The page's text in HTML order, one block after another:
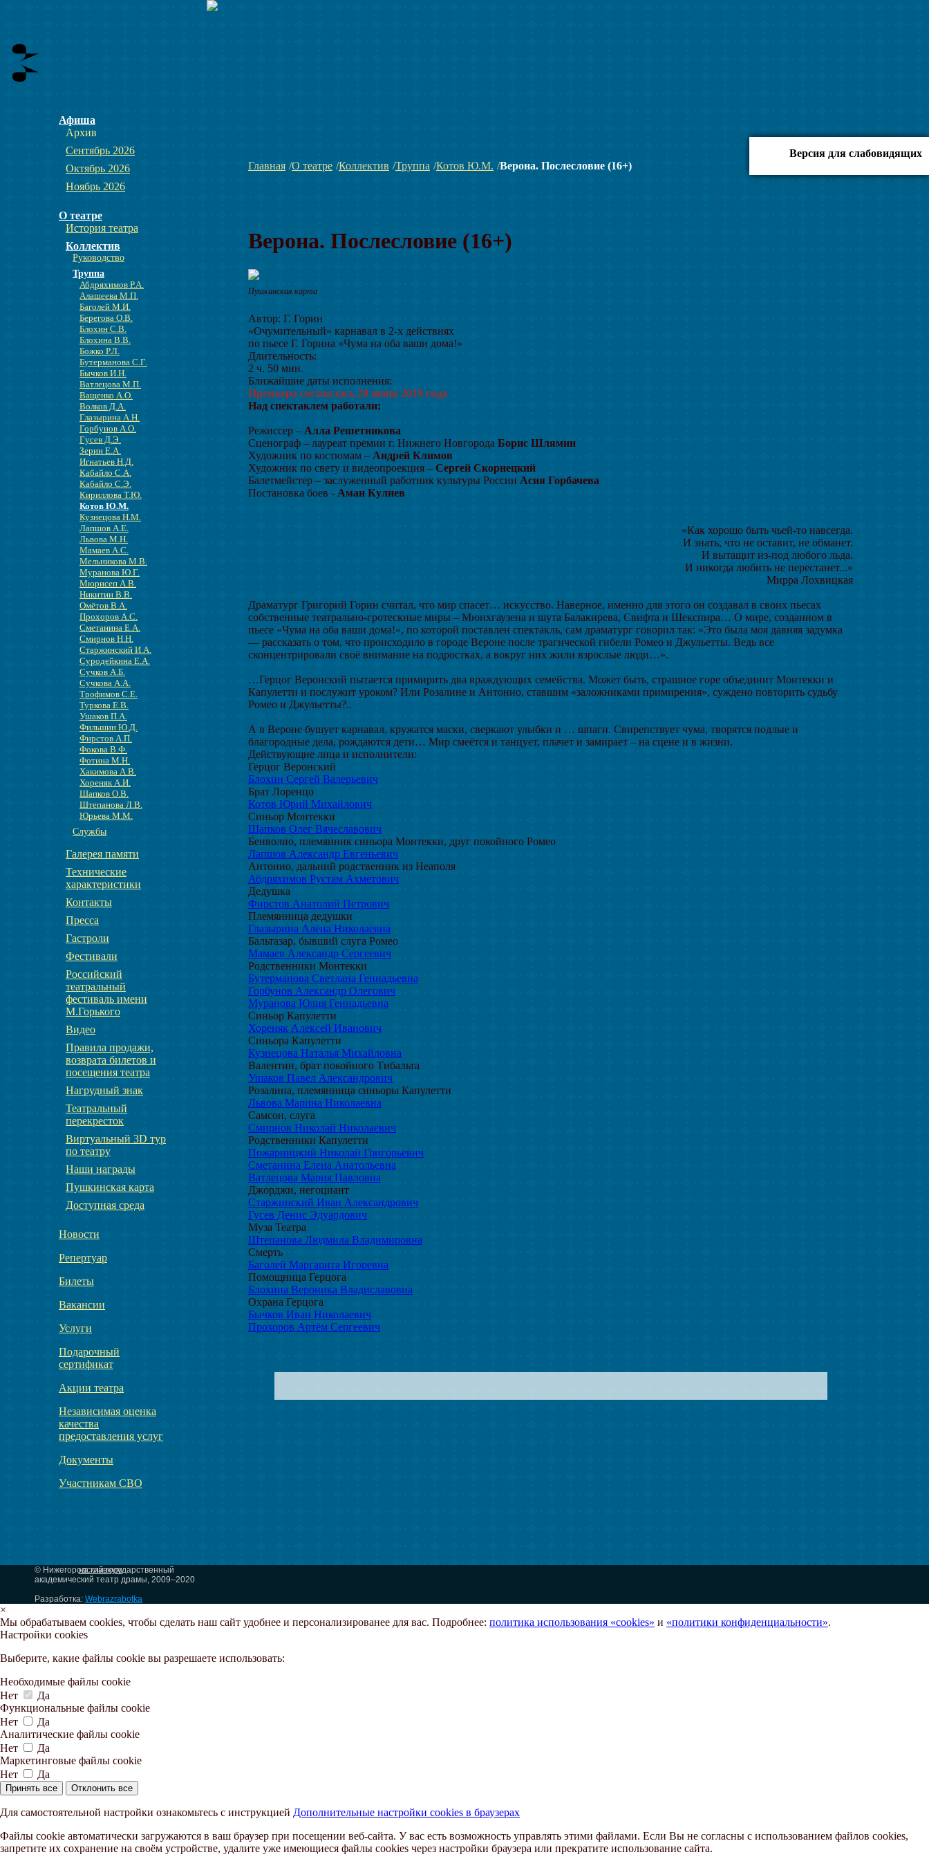
Афиша
Архив
Сентябрь 2026
Октябрь 2026
Ноябрь 2026
О театре
История театра
Коллектив
Руководство
Труппа
Абдряхимов Р.А.
Алашеева М.П.
Баголей М.И.
Берегова О.В.
Блохин С.В.
Блохина В.В.
Божко Р.Л.
Бутерманова С.Г.
Бычков И.Н.
Ватлецова М.П.
Ващенко А.О.
Волков Д.А.
Глазырина А.Н.
Горбунов А.О.
Гусев Д.Э.
Зерин Е.А.
Игнатьев Н.Д.
Кабайло С.А.
Кабайло С.Э.
Кириллова Т.Ю.
Котов Ю.М.
Кузнецова Н.М.
Лапшов А.Е.
Львова М.Н.
Мамаев А.С.
Мельникова М.В.
Муранова Ю.Г.
Мюрисеп А.В.
Никитин В.В.
Омётов В.А.
Прохоров А.С.
Сметанина Е.А.
Смирнов Н.Н.
Старжинский И.А.
Суродейкина Е.А.
Сучков А.Б.
Сучкова А.А.
Трофимов С.Е.
Туркова Е.В.
Ушаков П.А.
Фильшин Ю.Д.
Фирстов А.П.
Фокова В.Ф.
Фотина М.Н.
Хакимова А.В.
Хореняк А.И.
Шапков О.В.
Штепанова Л.В.
Юрьева М.М.
Службы
Галерея памяти
Технические
характеристики
Контакты
Пресса
Гастроли
Фестивали
Российский
театральный
фестиваль имени
М.Горького
Видео
Правила продажи,
возврата билетов и
посещения театра
Нагрудный знак
Театральный
перекресток
Виртуальный 3D тур
по театру
Наши награды
Пушкинская карта
Доступная среда
Новости
Репертуар
Билеты
Вакансии
Услуги
Подарочный
сертификат
Акции театра
Независимая оценка
качества
предоставления услуг
Документы
Участникам СВО
на главную
Главная О театре Коллектив Труппа Котов Ю.М. Верона. Послесловие (16+)
Верона. Послесловие (16+)
Пушкинская карта
Автор: Г. Горин
«Очумительный» карнавал в 2-х действиях
по пьесе Г. Горина «Чума на оба ваши дома!»
Длительность:
2 ч. 50 мин.
Ближайшие даты исполнения:
Премьера состоялась 20 июня 2019 года
Над спектаклем работали:
Режиссер – Алла Решетникова
Сценограф – лауреат премии г. Нижнего Новгорода Борис Шлямин
Художник по костюмам – Андрей Климов
Художник по свету и видеопроекция – Сергей Скорнецкий
Балетмейстер – заслуженный работник культуры России Асия Горбачева
Постановка боев - Аман Кулиев
«Как хорошо быть чьей-то навсегда.
И знать, что не оставит, не обманет.
И вытащит из-под любого льда.
И никогда любить не перестанет...»
Мирра Лохвицкая
Драматург Григорий Горин считал, что мир спасет… искусство. Наверное, именно для этого он создавал в своих пьесах
собственные театрально-гротескные миры – Мюнхгаузена и шута Балакирева, Свифта и Шекспира… О мире, созданном в
пьесе «Чума на оба ваши дома!», по которой поставлен спектакль, сам драматург говорил так: «Это была моя давняя задумка
— рассказать о том, что происходило в городе Вероне после трагической гибели Ромео и Джульетты. Ведь все
сконцентрировали своё внимание на подростках, а вокруг них жили взрослые люди…».
…Герцог Веронский пытается примирить два враждующих семейства. Может быть, страшное горе объединит Монтекки и
Капулетти и послужит уроком? Или Розалине и Антонио, ставшим «заложниками примирения», суждено повторить судьбу
Ромео и Джульетты?..
А в Вероне бушует карнавал, кружатся маски, сверкают улыбки и … шпаги. Свирепствует чума, творятся подлые и
благородные дела, рождаются дети… Мир смеётся и танцует, плачет и замирает – на сцене и в жизни.
Действующие лица и исполнители:
Герцог Веронский
Блохин Сергей Валерьевич
Брат Лоренцо
Котов Юрий Михайлович
Синьор Монтекки
Шапков Олег Вячеславович
Бенволио, племянник синьора Монтекки, друг покойного Ромео
Лапшов Александр Евгеньевич
Антонио, дальний родственник из Неаполя
Абдряхимов Рустам Ахметович
Дедушка
Фирстов Анатолий Петрович
Племянница дедушки
Глазырина Алёна Николаевна
Бальтазар, бывший слуга Ромео
Мамаев Александр Сергеевич
Родственники Монтекки
Бутерманова Светлана Геннадьевна
Горбунов Александр Олегович
Муранова Юлия Геннадьевна
Синьор Капулетти
Хореняк Алексей Иванович
Синьора Капулетти
Кузнецова Наталья Михайловна
Валентин, брат покойного Тибальта
Ушаков Павел Александрович
Розалина, племянница синьоры Капулетти
Львова Марина Николаевна
Самсон, слуга
Смирнов Николай Николаевич
Родственники Капулетти
Пожарницкий Николай Григорьевич
Сметанина Елена Анатольевна
Ватлецова Мария Павловна
Джорджи, негоциант
Старжинский Иван Александрович
Гусев Денис Эдуардович
Муза Театра
Штепанова Людмила Владимировна
Смерть
Баголей Маргарита Игоревна
Помощница Герцога
Блохина Вероника Владиславовна
Охрана Герцога
Бычков Иван Николаевич
Прохоров Артём Сергеевич
© Нижегородский государственный
академический театр драмы, 2009–2020
Разработка: Webrazrabotka
Версия для слабовидящих
×
Мы обрабатываем cookies, чтобы сделать наш сайт удобнее и персонализированее для вас. Подробнее: политика использования «cookies» и «политики конфиденциальности».
Настройки cookies
Выберите, какие файлы cookie вы разрешаете использовать:
Необходимые файлы cookie
Нет
Да
Функциональные файлы cookie
Нет
Да
Аналитические файлы cookie
Нет
Да
Маркетинговые файлы cookie
Нет
Да
Принять все Отклонить все
Для самостоятельной настройки ознакомьтесь с инструкцией Дополнительные настройки cookies в браузерах
Файлы cookie автоматически загружаются в ваш браузер при посещении веб-сайта. У вас есть возможность управлять этими файлами. Если Вы не согласны с использованием файлов cookies,
запретите их сохранение на своём устройстве, удалите уже имеющиеся файлы cookies через настройки браузера или прекратите использование сайта.